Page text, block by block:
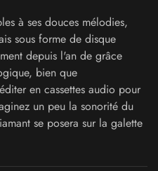
à ses douces mélodies,
sous forme de disque
depuis l'an de grâce
bien que
en cassettes audio pour
un peu la sonorité du
se posera sur la galette